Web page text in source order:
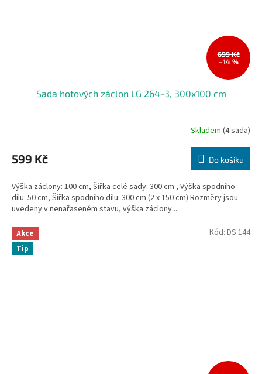
699 Kč
–14 %
Sada hotových záclon LG 264-3, 300x100 cm
Skladem (4 sada)
599 Kč Do košíku
Výška záclony: 100 cm, Šířka celé sady: 300 cm , Výška spodního
dílu: 50 cm, Šířka spodního dílu: 300 cm (2 x 150 cm) Rozměry jsou
uvedeny v nenařaseném stavu, výška záclony...
Akce
Tip
Kód: DS 144